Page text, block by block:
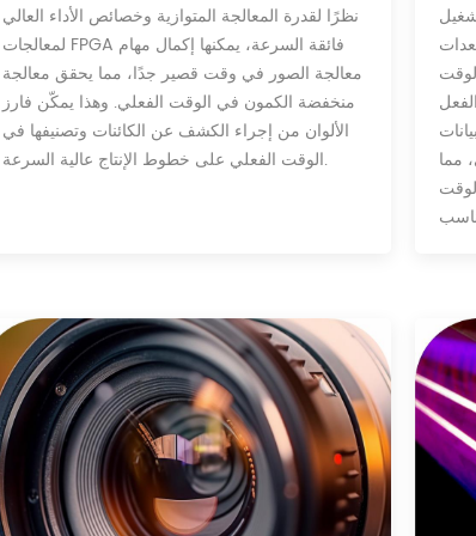
نظرًا لقدرة المعالجة المتوازية وخصائص الأداء العالي
لمعالجات FPGA فائقة السرعة، يمكنها إكمال مهام
معالجة الصور في وقت قصير جدًا، مما يحقق معالجة
منخفضة الكمون في الوقت الفعلي. وهذا يمكّن فارز
الألوان من إجراء الكشف عن الكائنات وتصنيفها في
الوقت الفعلي على خطوط الإنتاج عالية السرعة.
مما